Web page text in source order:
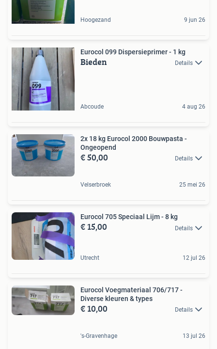
Hoogezand 9 jun 26
Eurocol 099 Dispersieprimer - 1 kg
Bieden Details
Abcoude 4 aug 26
2x 18 kg Eurocol 2000 Bouwpasta -
Ongeopend
€ 50,00 Details
Velserbroek 25 mei 26
Eurocol 705 Speciaal Lijm - 8 kg
€ 15,00 Details
Utrecht 12 jul 26
Eurocol Voegmateriaal 706/717 -
Diverse kleuren & types
€ 10,00 Details
's-Gravenhage 13 jul 26